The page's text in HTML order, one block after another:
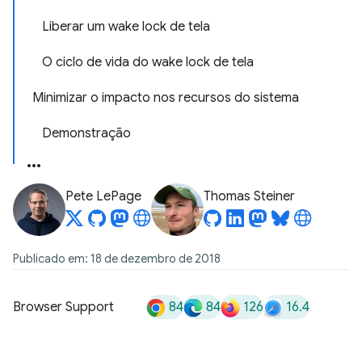
Liberar um wake lock de tela
O ciclo de vida do wake lock de tela
Minimizar o impacto nos recursos do sistema
Demonstração
Pete LePage Thomas Steiner
Publicado em: 18 de dezembro de 2018
Browser Support 84 84 126 16.4